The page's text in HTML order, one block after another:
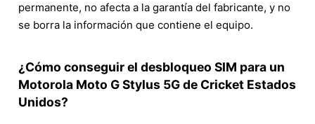
permanente, no afecta a la garantía del fabricante, y no
se borra la información que contiene el equipo.
¿Cómo conseguir el desbloqueo SIM para un
Motorola Moto G Stylus 5G de Cricket Estados
Unidos?